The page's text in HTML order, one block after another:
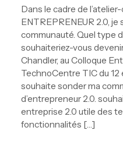
Dans le cadre de
ENTREPRENEUR 2.0,
communauté. Quel type
souhaiteriez-vous
Chandler, au Colloque
TechnoCentre TIC du 12
souhaite sonder ma
d’entrepreneur 2.0.
entreprise 2.0 utile des
fonctionnalités […]